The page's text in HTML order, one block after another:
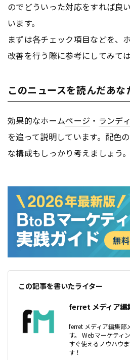
のでどういった対応をすれば良
います。
まずは各チェック項目などを、
改善を行う際に参考にしてみて
このニュースを読んだあな
効果的なホームページ ・ ランデ
を追って説明しています。配色
な構成もしっかり考えましょう。
この記事を書いたライター
ferret メディア編
ferret メディア編集部
す。 Webマーケティ
すぐ使えるノウハウ
す！